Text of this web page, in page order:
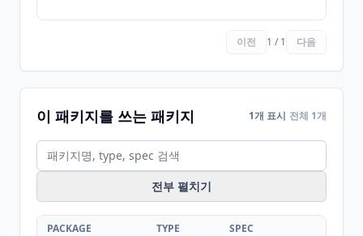
이전 1 / 1 다음
이 패키지를 쓰는 패키지 1개 표시 전체 1개
전부 펼치기
PACKAGE TYPE SPEC